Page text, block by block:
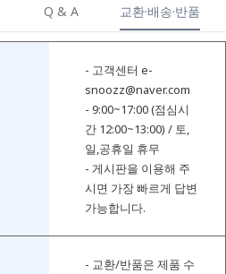
Q & A 교환·배송·반품
- 고객센터 e-
snoozz@naver.com
- 9:00~17:00 (점심시
간 12:00~13:00) / 토,
일,공휴일 휴무
- 게시판을 이용해 주
시면 가장 빠르게 답변
가능합니다.
- 교환/반품은 제품 수